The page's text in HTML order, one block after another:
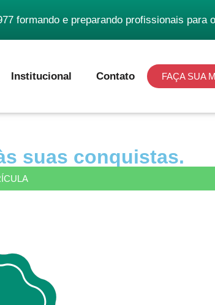
formando e preparando profissionais para
Institucional Contato FAÇA SUA
suas conquistas.